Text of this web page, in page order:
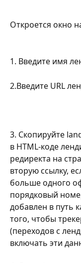
Откроется окно
1. Введите имя
2.Введите URL
3. Скопируйте
в HTML-коде
редиректа на
вторую ссылку,
больше одного
порядковый
добавлен в путь
того, чтобы
(переходов с
включать эти